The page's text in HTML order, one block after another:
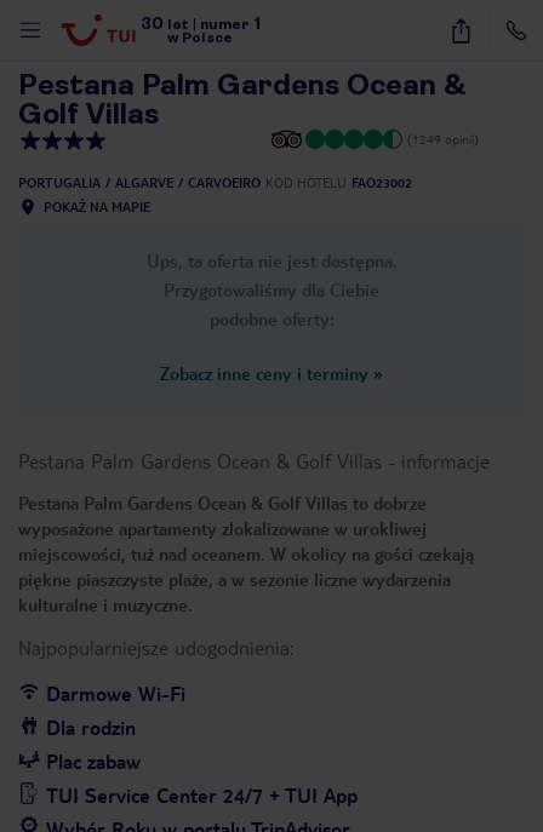
30 lat numer 1
w Polsce
38
Pestana Palm Gardens Ocean &
Golf Villas
(1249 opinii)
PORTUGALIA ALGARVE CARVOEIRO KOD HOTELU FAO23002
POKAŻ NA MAPIE
Ups, ta oferta nie jest dostępna.
Przygotowaliśmy dla Ciebie
podobne oferty:
Zobacz inne ceny i terminy »
Pestana Palm Gardens Ocean & Golf Villas - informacje
Pestana Palm Gardens Ocean & Golf Villas to dobrze
wyposażone apartamenty zlokalizowane w urokliwej
miejscowości, tuż nad oceanem. W okolicy na gości czekają
piękne piaszczyste plaże, a w sezonie liczne wydarzenia
kulturalne i muzyczne.
Najpopularniejsze udogodnienia:
Darmowe Wi-Fi
Dla rodzin
Plac zabaw
TUI Service Center 24/7 + TUI App